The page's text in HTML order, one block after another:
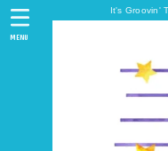
It's Groovin'
MENU